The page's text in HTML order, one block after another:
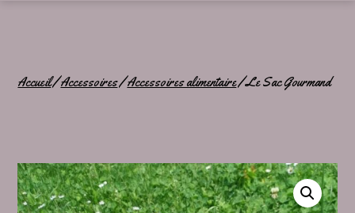
Accueil/Accessoires/Accessoires alimentaire/ Le Sac Gourmand